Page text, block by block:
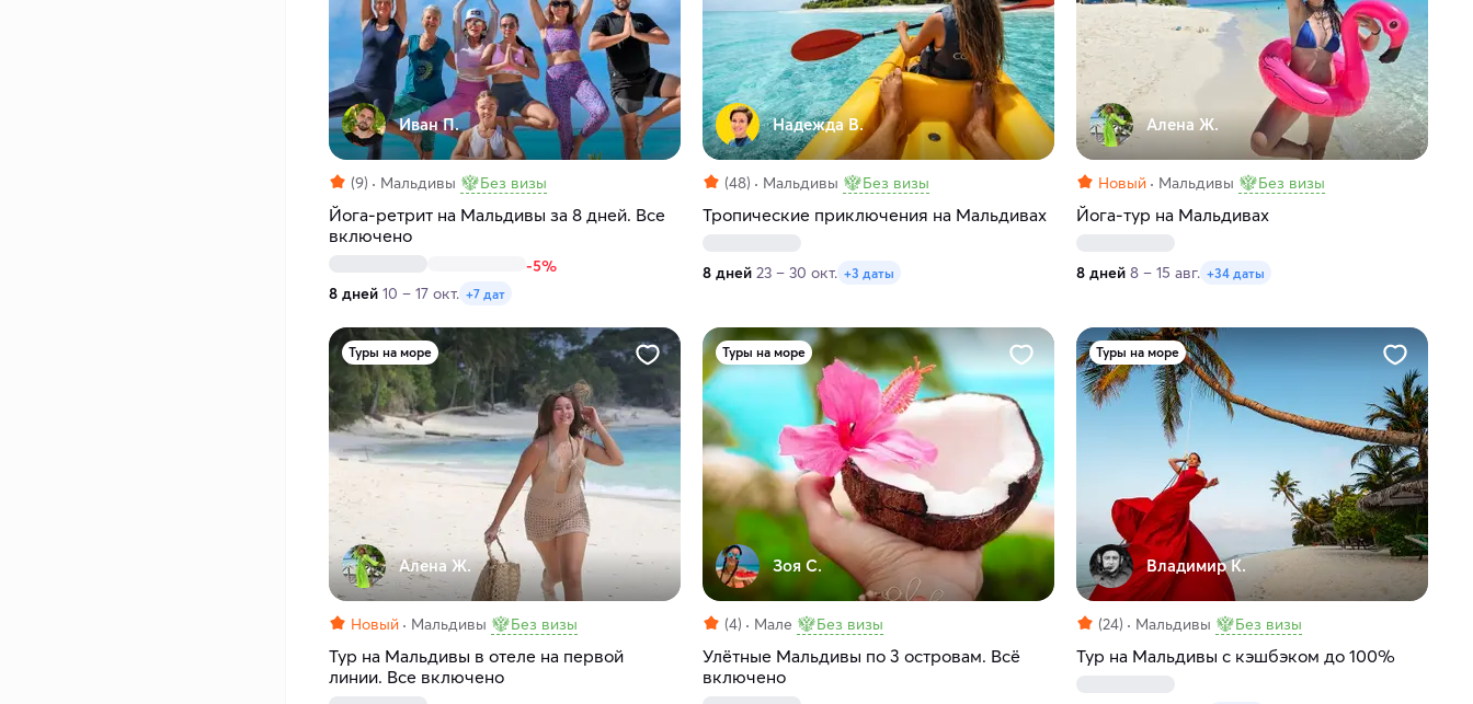
Иван П.
(9) Мальдивы Без визы
Йога-ретрит на Мальдивы за 8 дней. Все
включено
-5%
8 дней 10 – 17 окт. +7 дат
Надежда В.
(48) Мальдивы Без визы
Тропические приключения на Мальдивах
8 дней 23 – 30 окт. +3 даты
Алена Ж.
Новый Мальдивы Без визы
Йога-тур на Мальдивах
8 дней 8 – 15 авг. +34 даты
Туры на море
Алена Ж.
Новый Мальдивы Без визы
Тур на Мальдивы в отеле на первой
линии. Все включено
Туры на море
Зоя С.
(4) Мале Без визы
Улётные Мальдивы по 3 островам. Всё
включено
Туры на море
Владимир К.
(24) Мальдивы Без визы
Тур на Мальдивы с кэшбэком до 100%